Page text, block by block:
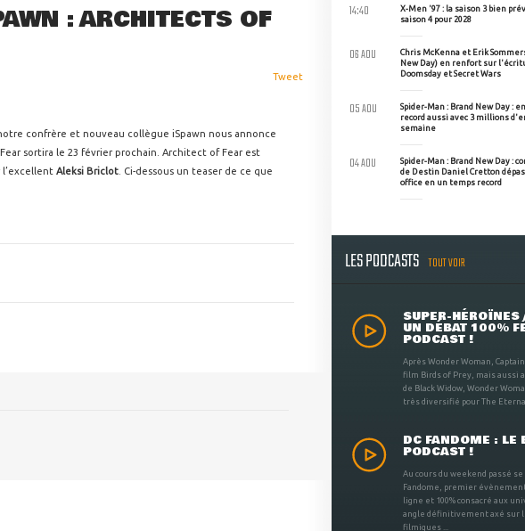
: ARCHITECTS OF
Tweet
confrère et nouveau collègue iSpawn nous annonce
sortira le 23 février prochain. Architect of Fear est
l’excellent Aleksi Briclot . Ci-dessous un teaser de ce que
X-Men '97 : la saison 3 bien
saison 4 pour 2028
14:40
Chris McKenna et Erik
New Day) en renfort sur
Doomsday et Secret Wars
06 AOU
Spider-Man : Brand New Day :
record aussi avec 3 millions
semaine
05 AOU
Spider-Man : Brand New Day :
de Destin Daniel Cretton
office en un temps record
04 AOU
LES PODCASTS TOUT VOIR
SUPER-
UN DÉBAT 100%
PODCAST !
Après Wonder Woman,
film Birds of Prey, mais aussi
de Black Widow, Wonder
très diversifié pour The
DC FANDOME : LE
PODCAST !
Au cours du weekend passé
Fandome, premier
ligne et 100% consacré aux
angle définitivement axé sur
filmiques ...